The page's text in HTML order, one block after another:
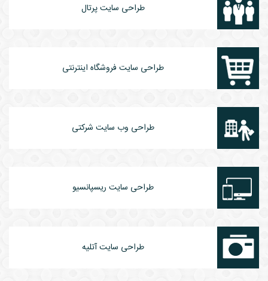
طراحی سایت پرتال
طراحی سایت فروشگاه اینترنتی
طراحی وب سایت شرکتی
طراحی سایت ریسپانسیو
طراحی سایت آتلیه